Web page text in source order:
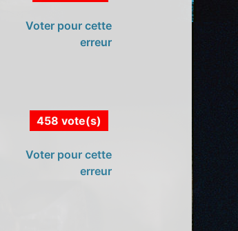
Voter pour cette
erreur
458 vote(s)
Voter pour cette
erreur